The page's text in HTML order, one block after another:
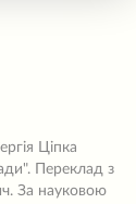
Ціпка
Переклад з
За науковою